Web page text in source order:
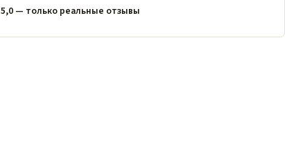
5,0 — только реальные отзывы